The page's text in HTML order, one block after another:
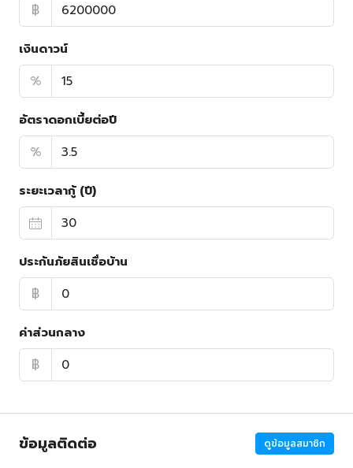
฿
เงินดาวน์
%
อัตราดอกเบี้ยต่อปี
%
ระยะเวลากู้ (ปี)
ประกันภัยสินเชื่อบ้าน
฿
ค่าส่วนกลาง
฿
ข้อมูลติดต่อ ดูข้อมูลสมาชิก